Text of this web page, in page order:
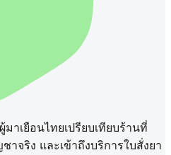
าเยือนไทยเปรียบเทียบร้านที่
จริง และเข้าถึงบริการใบสั่งยา